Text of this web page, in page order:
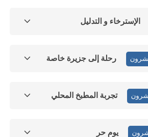
الإسترخاء و التدليل
رحلة إلى جزيرة خاصة
تجربة المطبخ المحلي
يوم حر